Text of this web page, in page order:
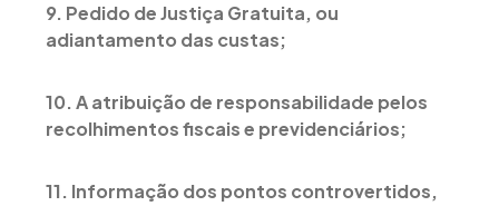
9. Pedido de Justiça Gratuita, ou
adiantamento das custas;
10. A atribuição de responsabilidade pelos
recolhimentos fiscais e previdenciários;
11. Informação dos pontos controvertidos,